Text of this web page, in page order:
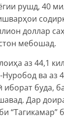
рушд, 40
доллар
мебошад.
аз 44,1
ва аз
иборат буда,
Дар
“Тагикамар”